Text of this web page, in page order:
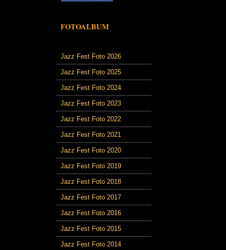
FOTOALBUM
Jazz Fest Foto 2026
Jazz Fest Foto 2025
Jazz Fest Foto 2024
Jazz Fest Foto 2023
Jazz Fest Foto 2022
Jazz Fest Foto 2021
Jazz Fest Foto 2020
Jazz Fest Foto 2019
Jazz Fest Foto 2018
Jazz Fest Foto 2017
Jazz Fest Foto 2016
Jazz Fest Foto 2015
Jazz Fest Foto 2014